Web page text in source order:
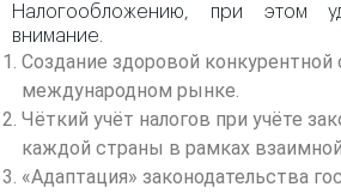
Налогообложению, при этом
внимание.
Создание здоровой
международном рынке.
Чёткий учёт налогов при учёте
каждой страны в рамках
«Адаптация» законодательства